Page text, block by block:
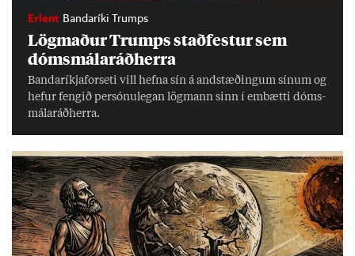
Erlent Bandaríki Trumps
Lög­mað­ur Trumps stað­fest­ur sem
dóms­mála­ráð­herra
Banda­ríkja­for­seti vill hefna sín á and­stæð­ing­um sín­um og
hef­ur feng­ið per­sónu­leg­an lög­mann sinn í embætti dóms­
mála­ráð­herra.